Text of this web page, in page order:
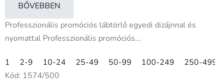
BŐVEBBEN
Professzionális promóciós lábtörlő egyedi dizájnnal és
nyomattal Professzionális promóciós...
1 2-9 10-24 25-49 50-99 100-249
250-499
Kód: 1574/500